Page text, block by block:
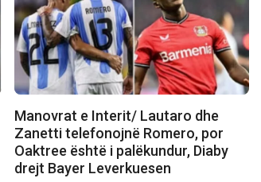
Manovrat e Interit/ Lautaro dhe
Zanetti telefonojnë Romero, por
Oaktree është i palëkundur, Diaby
drejt Bayer Leverkuesen